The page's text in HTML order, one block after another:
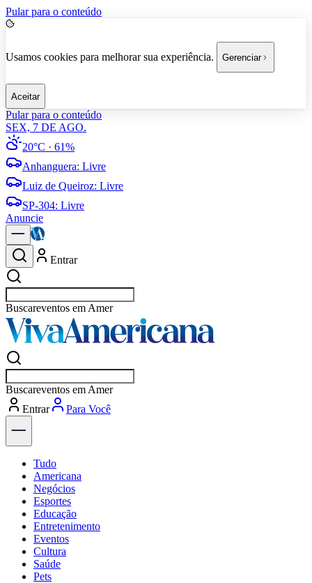
Pular para o conteúdo
Usamos cookies para melhorar sua experiência. Gerenciar
Aceitar
Pular para o conteúdo
SEX, 7 DE AGO.
20°C · 61%
Anhanguera: Livre
Luiz de Queiroz: Livre
SP-304: Livre
Anuncie
Entrar
Buscarvagas em Americana
Buscarvagas em Americana
Entrar
Descubra
Tudo
Americana
Negócios
Esportes
Educação
Entretenimento
Eventos
Cultura
Saúde
Pets